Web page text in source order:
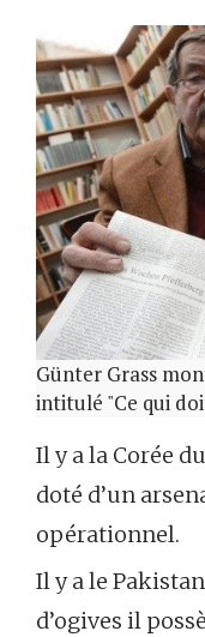
Günter Grass
intitulé "Ce qui
Il y a la Corée
doté d’un
opérationnel.
Il y a le
d’ogives il